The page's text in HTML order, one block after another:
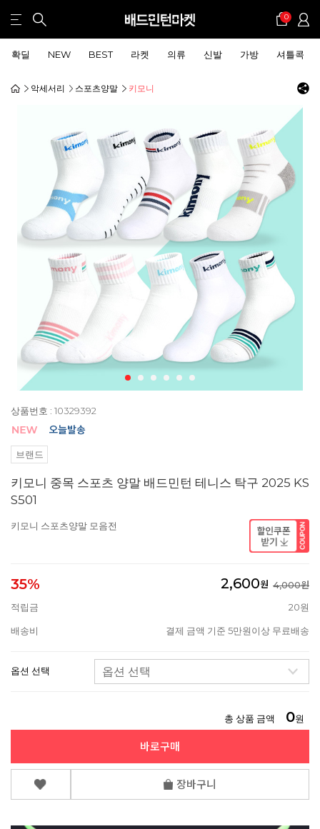
0
확딜 NEW BEST 라켓 의류 신발 가방 셔틀콕
악세서리 스포츠양말 키모니
상품번호 : 10329392
브랜드
키모니 중목 스포츠 양말 배드민턴 테니스 탁구 2025 KS
S501
키모니 스포츠양말 모음전
35% 2,600원 4,000원
적립금
20원
배송비 결제 금액 기준 5만원이상 무료배송
옵션 선택
총 상품 금액 0원
바로구매
장바구니